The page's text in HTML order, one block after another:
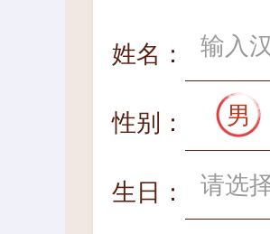
姓名：
性别： 男
生日：